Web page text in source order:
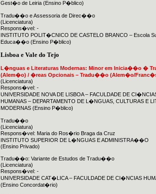
Gest�o de Leiria (Ensino P�blico)
Tradu��o e Assessoria de Direc��o
(Licenciatura)
Respons�vel: -
INSTITUTO POLIT�CNICO DE CASTELO BRANCO – Escola
Educa��o (Ensino P�blico)
Lisboa e Vale do Tejo
L�nguas e Literaturas Modernas: Minor em Inicia��o �
(Alem�o) / �reas Opcionais – Tradu��o (Alem�o/
(Licenciatura)
Respons�vel: -
UNIVERSIDADE NOVA DE LISBOA – FACULDADE DE
HUMANAS – DEPARTAMENTO DE L�NGUAS, CULTURAS E
MODERNAS (Ensino P�blico)
Tradu��o
(Licenciatura)
Respons�vel: Maria do Ros�rio Braga da Cruz
INSTITUTO SUPERIOR DE L�NGUAS E ADMINISTRA��O
(Ensino Privado)
Tradu��o: Variante de Estudos de Tradu��o
(Licenciatura)
Respons�vel: -
UNIVERSIDADE CAT�LICA – FACULDADE DE CI�NCIAS
(Ensino Concordat�rio)